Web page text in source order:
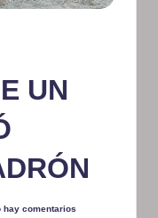
UN
hay comentarios